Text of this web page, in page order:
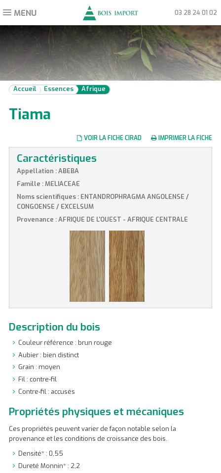
Toggle
MENU 03 28 24 01 02
Accueil Essences Afrique
Tiama
VOIR LA FICHE CIRAD IMPRIMER LA FICHE
Caractéristiques
Appellation : ABEBA
Famille : MELIACEAE
Noms scientifiques : ENTANDROPHRAGMA ANGOLENSE /
CONGOENSE / EXCELSUM
Provenance : AFRIQUE DE L'OUEST - AFRIQUE CENTRALE
Description du bois
Couleur référence : brun rouge
Aubier : bien distinct
Grain : moyen
Fil : contre-fil
Contre-fil : accusés
Propriétés physiques et mécaniques
Ces propriétés peuvent varier de façon notable selon la
provenance et les conditions de croissance des bois.
Densité* : 0,55
Dureté Monnin* : 2,2